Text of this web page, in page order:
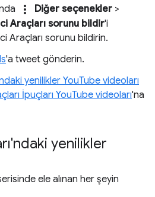
more_vert Diğer seçenekler >
Araçları sorunu bildir'i
Araçları sorunu bildirin.
'a tweet gönderin.
yenilikler YouTube videoları
İpuçları YouTube videoları'na
yenilikler
ele alınan her şeyin